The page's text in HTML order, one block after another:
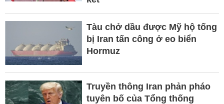
Tàu chở dầu được Mỹ hộ tống
bị Iran tấn công ở eo biển
Hormuz
Truyền thông Iran phản pháo
tuyên bố của Tổng thống